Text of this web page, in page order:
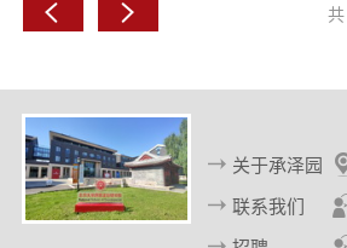
上
页
下
页
共
关于承泽园
联系我们